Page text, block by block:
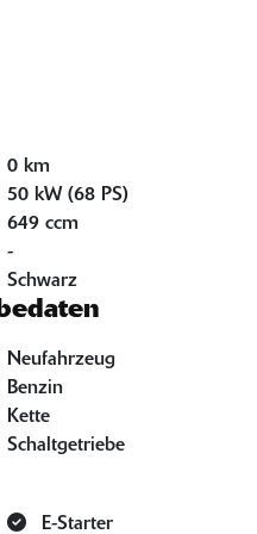
0 km
50 kW (68 PS)
649 ccm
-
Schwarz
Neufahrzeug
Benzin
Kette
Schaltgetriebe
E-Starter